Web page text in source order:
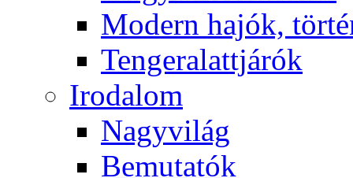
Modern hajók,
Tengeralattjárók
Irodalom
Nagyvilág
Bemutatók